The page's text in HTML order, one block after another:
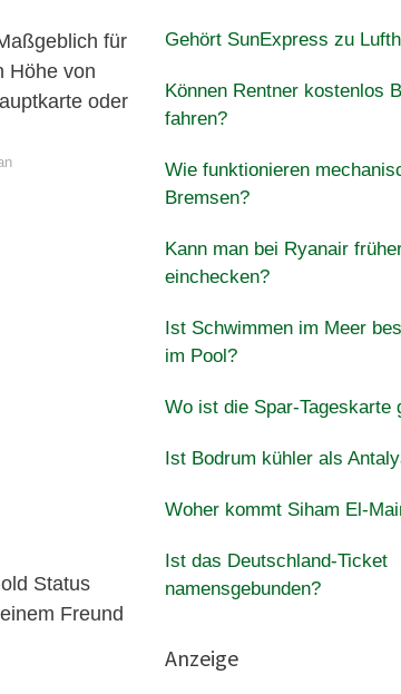
für
Höhe von
oder
Status
Freund
Gehört SunExpress zu
Können Rentner kostenlos
fahren?
Wie funktionieren
Bremsen?
Kann man bei Ryanair
einchecken?
Ist Schwimmen im Meer
im Pool?
Wo ist die Spar-Tageskarte
Ist Bodrum kühler als
Woher kommt Siham El-
Ist das Deutschland-Ticket
namensgebunden?
Anzeige